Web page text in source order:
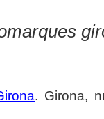
. Girona,